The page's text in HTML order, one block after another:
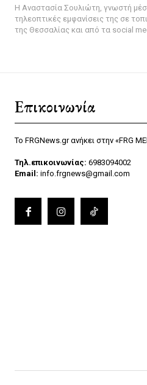
Η Αναστασία Σουλιώτη, γνωστή
τηλεοπτικές εμφανίσεις της σε
της Θεσσαλίας και από τα social
Επικοινωνία
Το FRGNews.gr ανήκει στην «FRG
Τηλ.επικοινωνίας: 6983094002
Email: info.frgnews@gmail.com